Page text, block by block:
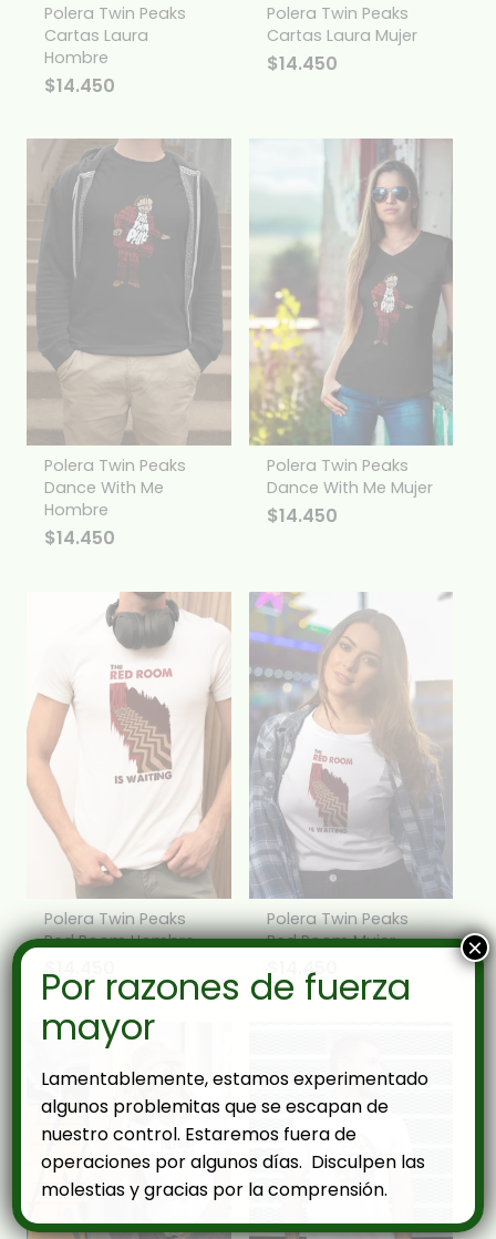
Polera Twin Peaks
Cartas Laura
Hombre
$14.450
Polera Twin Peaks
Cartas Laura Mujer
$14.450
Polera Twin Peaks
Dance With Me
Hombre
$14.450
Polera Twin Peaks
Dance With Me Mujer
$14.450
Polera Twin Peaks
Red Room Hombre
$
Polera Twin Peaks
Red Room Mujer
$ 14.450
Por razones de fuerza
mayor
Lamentablemente, estamos experimentado
algunos problemitas que se escapan de
nuestro control. Estaremos fuera de
operaciones por algunos días. Disculpen las
molestias y gracias por la comprensión.
×